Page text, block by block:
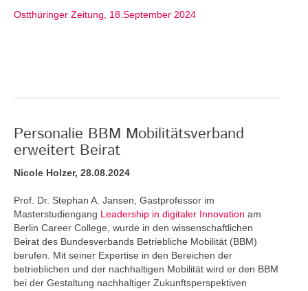
Ostthüringer Zeitung, 18.September 2024
Personalie BBM Mobilitätsverband
erweitert Beirat
Nicole Holzer, 28.08.2024
Prof. Dr. Stephan A. Jansen, Gastprofessor im
Masterstudiengang Leadership in digitaler Innovation am
Berlin Career College, wurde in den wissenschaftlichen
Beirat des Bundesverbands Betriebliche Mobilität (BBM)
berufen. Mit seiner Expertise in den Bereichen der
betrieblichen und der nachhaltigen Mobilität wird er den BBM
bei der Gestaltung nachhaltiger Zukunftsperspektiven